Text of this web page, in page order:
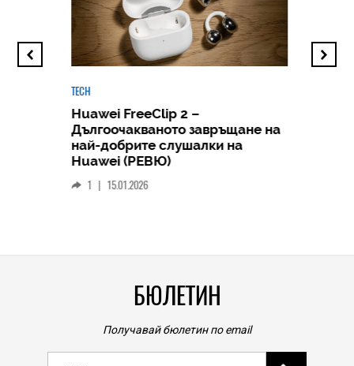
TECH
Huawei FreeClip 2 –
Дългоочакваното завръщане на
най-добрите слушалки на
Huawei (РЕВЮ)
1 15.01.2026
БЮЛЕТИН
Получавай бюлетин по email